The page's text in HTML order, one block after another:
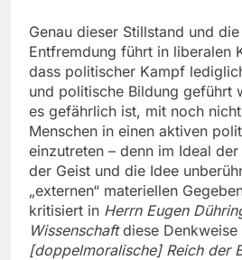
Genau dieser Stillstand und
Entfremdung führt in liberalen
dass politischer Kampf
und politische Bildung geführt
es gefährlich ist, mit noch
Menschen in einen aktiven
einzutreten – denn im Ideal
der Geist und die Idee
„externen“ materiellen
kritisiert in Herrn Eugen
Wissenschaftdiese Denkweise
[doppelmoralische] Reich der